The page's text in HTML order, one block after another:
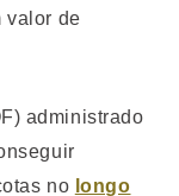
valor de
administrado
no longo